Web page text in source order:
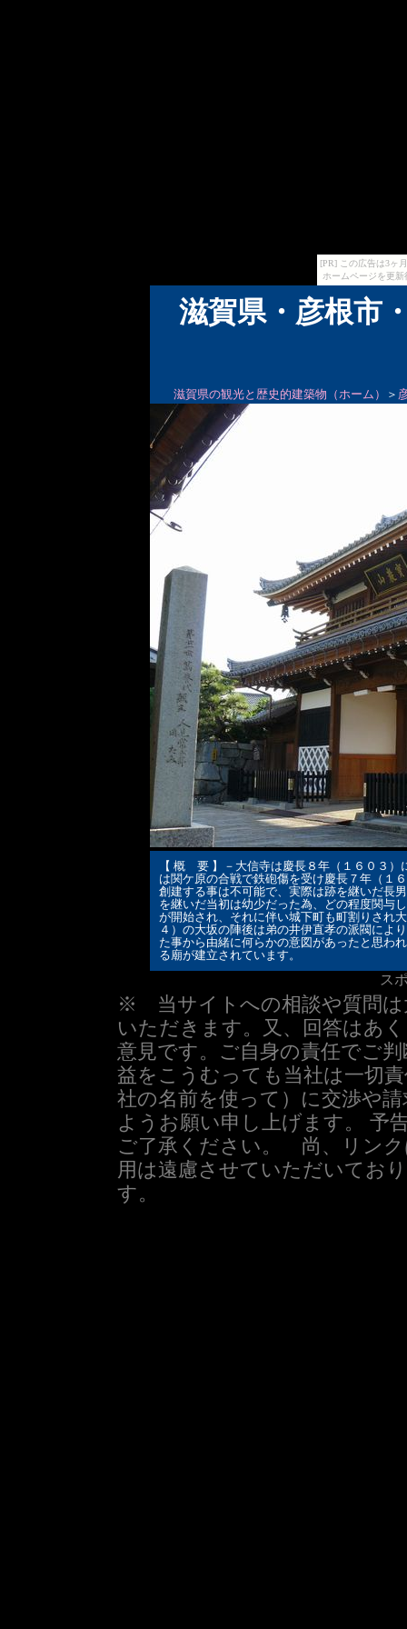
[PR] この広告は3ヶ
ホームページを更
滋賀県・彦根市
滋賀県の観光と歴史的建築物（ホーム） ＞
【 概 要 】－大信寺は慶長８年（１６０３
は関ケ原の合戦で鉄砲傷を受け慶長７年（１
創建する事は不可能で、実際は跡を継いだ長
を継いだ当初は幼少だった為、どの程度関与
が開始され、それに伴い城下町も町割りされ
４）の大坂の陣後は弟の井伊直孝の派閥によ
た事から由緒に何らかの意図があったと思わ
る廟が建立されています。
ス
※ 当サイトへの相談や質問は
いただきます。又、回答はあ
意見です。ご自身の責任でご
益をこうむっても当社は一切
社の名前を使って）に交渉や
ようお願い申し上げます。 予
ご了承ください。 尚、リンク
用は遠慮させていただいてお
す。